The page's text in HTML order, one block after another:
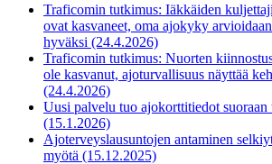
Traficomin tutkimus: Iäkkäiden
ovat kasvaneet, oma ajokyky
hyväksi (24.4.2026)
Traficomin tutkimus: Nuorten
ole kasvanut, ajoturvallisuus näyttää
(24.4.2026)
Uusi palvelu tuo ajokorttitiedot suoraan
(15.1.2026)
Ajoterveyslausuntojen antaminen
myötä (15.12.2025)